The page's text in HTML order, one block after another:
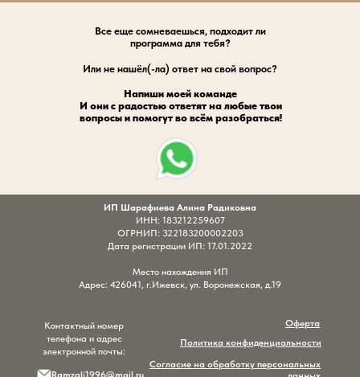
Напиши моей команде
И они с радостью ответят на любые твои
вопросы и помогут во всём разобраться!
Все еще сомневаешься, подходит ли
программа для тебя?
Или не нашёл(-ла) ответ на свой вопрос?
ИП Шарафиева Алина Радиковна
ИНН: 183212259607
ОГРНИП: 322183200002203
Дата регистрации ИП: 17.01.2022
Место нахождения ИП
Адрес: 426041, г.Ижевск, ул. Воронежская, д.19
Контактный номер
телефона и адрес
электронной почты:
Ramzali1996@mail.ru
Согласие на обработку персональных
Оферта
Политика конфиденциальности